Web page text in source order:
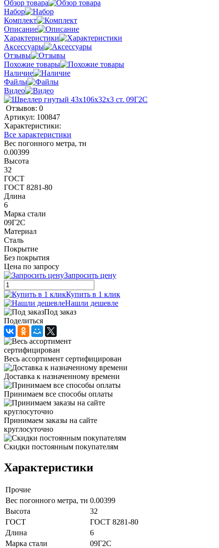
Обзор товара
Набор
Комплект
Описание
Характеристики
Аксессуары
Отзывы
Похожие товары
Наличие
Файлы
Видео
Отзывов: 0
Артикул: 100847
Характеристики:
Все характеристики
Вес погонного метра, тн
0.00399
Высота
32
ГОСТ
ГОСТ 8281-80
Длина
6
Марка стали
09Г2С
Материал
Сталь
Покрытие
Без покрытия
Цена по запросу
Запросить цену
Купить в 1 клик
Нашли дешевле
Под заказ
Поделиться
Весь ассортимент сертифицирован
Доставка к назначенному времени
Принимаем все способы оплаты
Принимаем заказы на сайте
круглосуточно
Скидки постоянным покупателям
Характеристики
Прочие
Вес погонного метра, тн 0.00399
Высота
32
ГОСТ
ГОСТ 8281-80
Длина
6
Марка стали
09Г2С